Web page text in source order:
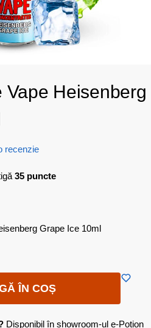
Vape Heisenberg
recenzie
35 puncte
Grape Ice 10ml
ÎN COȘ
Disponibil în showroom-ul e-Potion